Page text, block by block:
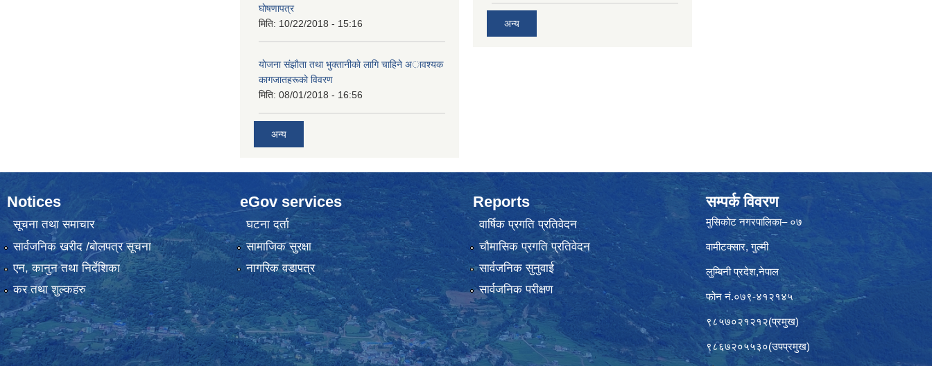
घाेषणापत्र
मिति: 10/22/2018 - 15:16
याेजना संझाैता तथा भुक्तानीकाे लागि चाहिने अावश्यक
कागजातहरूकाे विवरण
मिति: 08/01/2018 - 16:56
अन्य
अन्य
Notices
सूचना तथा समाचार
सार्वजनिक खरीद /बोलपत्र सूचना
एन, कानुन तथा निर्देशिका
कर तथा शुल्कहरु
eGov services
घटना दर्ता
सामाजिक सुरक्षा
नागरिक वडापत्र
Reports
वार्षिक प्रगति प्रतिवेदन
चौमासिक प्रगति प्रतिवेदन
सार्वजनिक सुनुवाई
सार्वजनिक परीक्षण
सम्पर्क विवरण
मुसिकोट नगरपालिका– ०७
वामीटक्सार, गुल्मी
लुम्बिनी प्रदेश,नेपाल
फोन नं.०७९-४१२१४५
९८५७०२१२१२(प्रमुख)
९८६७२०५५३०(उपप्रमुख)